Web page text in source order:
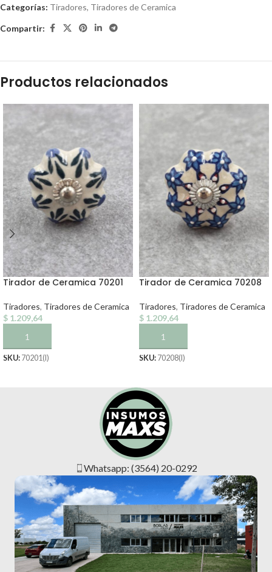
Categorías: Tiradores, Tiradores de Ceramica
Compartir:
Productos relacionados
Tirador de Ceramica 70201
Tiradores, Tiradores de Ceramica
$ 1.209,64
AÑADIR AL CARRITO
SKU: 70201(I)
Tirador de Ceramica 70208
Tiradores, Tiradores de Ceramica
$ 1.209,64
AÑADIR AL CARRITO
SKU: 70208(I)
Whatsapp: (3564) 20-0292